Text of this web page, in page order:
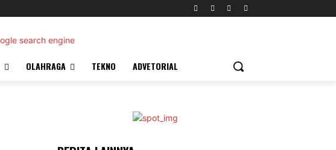
OLAHRAGA TEKNO ADVETORIAL